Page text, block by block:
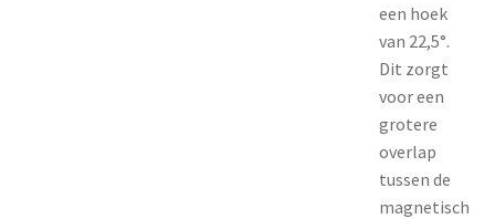
een hoek
van 22,5°.
Dit zorgt
voor een
grotere
overlap
tussen de
magnetisch